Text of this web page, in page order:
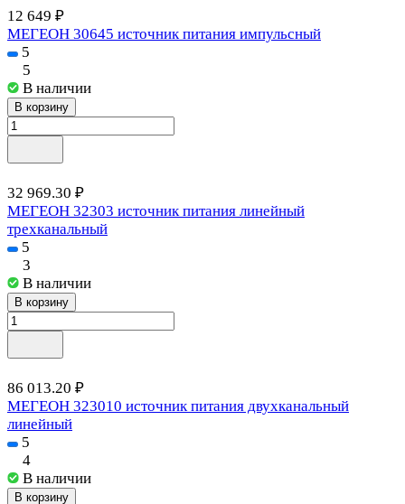
12 649 ₽
МЕГЕОН 30645 источник питания импульсный
5
5
В наличии
В корзину
32 969.30 ₽
МЕГЕОН 32303 источник питания линейный
трехканальный
5
3
В наличии
В корзину
86 013.20 ₽
МЕГЕОН 323010 источник питания двухканальный
линейный
5
4
В наличии
В корзину